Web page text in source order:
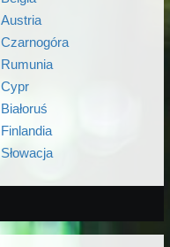
Austria
Czarnogóra
Rumunia
Cypr
Białoruś
Finlandia
Słowacja